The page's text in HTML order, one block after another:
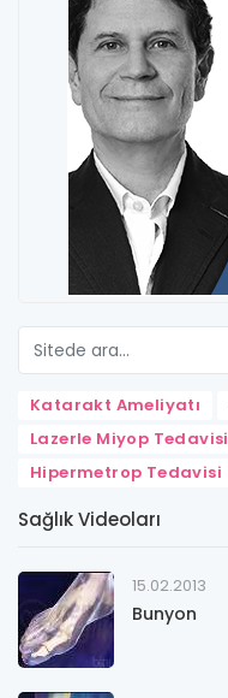
Katarakt Ameliyatı
Lazerle Miyop Tedavisi
Hipermetrop Tedavisi
Sağlık Videoları
15.02.2013
Bunyon